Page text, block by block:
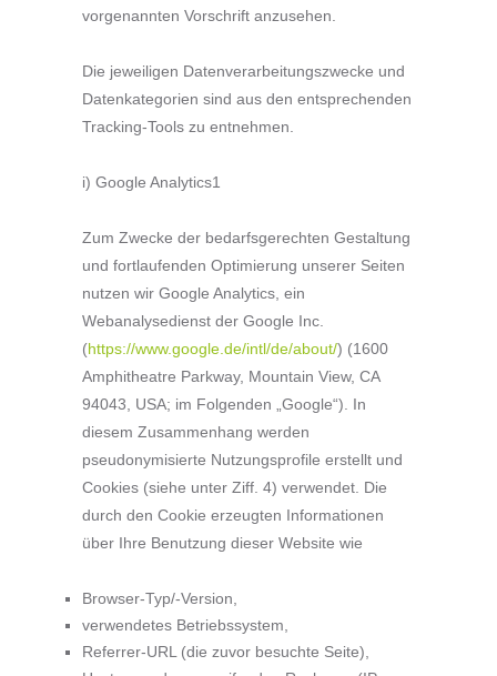
vorgenannten Vorschrift anzusehen.
Die jeweiligen Datenverarbeitungszwecke und
Datenkategorien sind aus den entsprechenden
Tracking-Tools zu entnehmen.
i) Google Analytics1
Zum Zwecke der bedarfsgerechten Gestaltung
und fortlaufenden Optimierung unserer Seiten
nutzen wir Google Analytics, ein
Webanalysedienst der Google Inc.
(https://www.google.de/intl/de/about/) (1600
Amphitheatre Parkway, Mountain View, CA
94043, USA; im Folgenden „Google“). In
diesem Zusammenhang werden
pseudonymisierte Nutzungsprofile erstellt und
Cookies (siehe unter Ziff. 4) verwendet. Die
durch den Cookie erzeugten Informationen
über Ihre Benutzung dieser Website wie
Browser-Typ/-Version,
verwendetes Betriebssystem,
Referrer-URL (die zuvor besuchte Seite),